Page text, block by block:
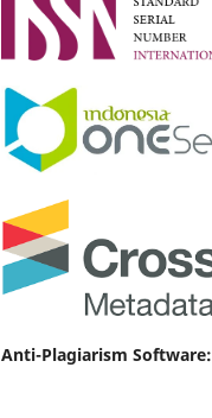
Anti-Plagiarism Software: